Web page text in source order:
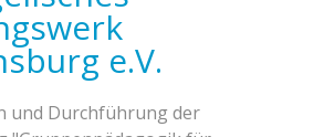
e.V.
und Durchführung der